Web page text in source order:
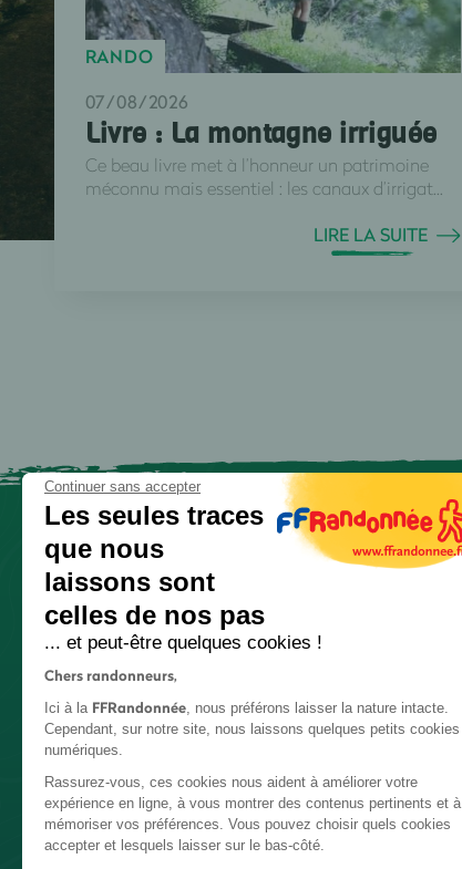
RANDO
07/08/2026
Livre : La montagne irriguée
Ce beau livre met à l’honneur un patrimoine
méconnu mais essentiel : les canaux d’irrigat...
LIRE LA SUITE
Continuer sans accepter
Les seules traces
que nous
laissons sont
celles de nos pas
... et peut-être quelques cookies !
Chers randonneurs,
Ici à la FFRandonnée, nous préférons laisser la nature intacte.
Cependant, sur notre site, nous laissons quelques petits cookies
numériques.
Rassurez-vous, ces cookies nous aident à améliorer votre
expérience en ligne, à vous montrer des contenus pertinents et à
mémoriser vos préférences. Vous pouvez choisir quels cookies
accepter et lesquels laisser sur le bas-côté.